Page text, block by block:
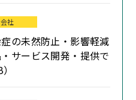
会社
の未然防止・影響軽減
サービス開発・提供で